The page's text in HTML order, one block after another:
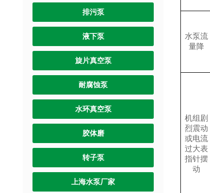
排污泵
液下泵
旋片真空泵
耐腐蚀泵
水环真空泵
胶体磨
转子泵
上海水泵厂家
水泵流
量降
机组剧
烈震动
或电流
过大表
指针摆
动